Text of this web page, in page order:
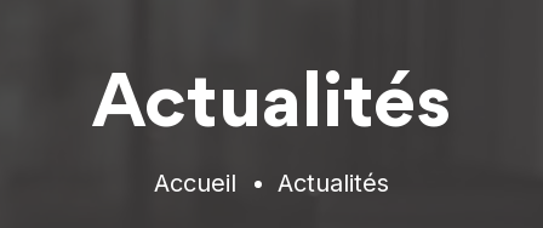
Actualités
Accueil Actualités